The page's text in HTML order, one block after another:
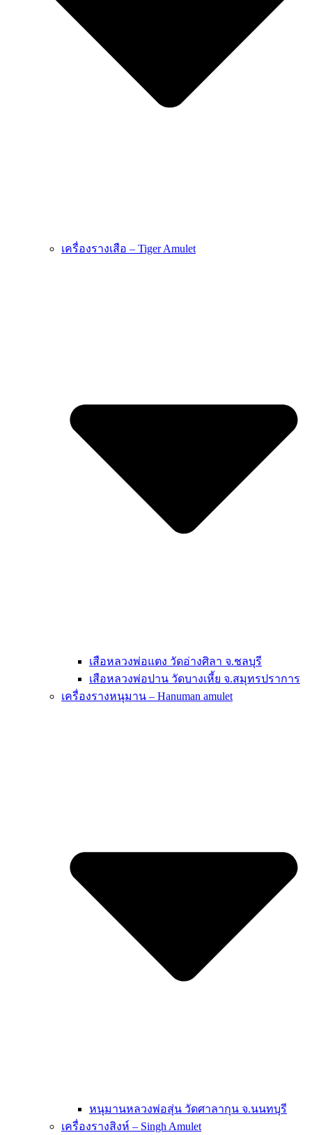
เครื่องรางเสือ – Tiger Amulet
เสือหลวงพ่อแตง วัดอ่างศิลา จ.ชลบุรี
เสือหลวงพ่อปาน วัดบางเหี้ย จ.สมุทรปราการ
เครื่องรางหนุมาน – Hanuman amulet
หนุมานหลวงพ่อสุ่น วัดศาลากุน จ.นนทบุรี
เครื่องรางสิงห์ – Singh Amulet